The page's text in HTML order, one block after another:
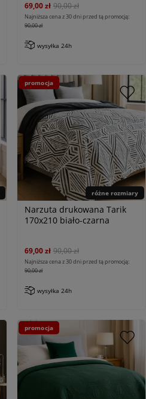
69,00 zł 90,00 zł
Najniższa cena z 30 dni przed tą promocją:
90,00 zł
wysyłka 24h
różne rozmiary
Narzuta drukowana Tarik
170x210 biało-czarna
69,00 zł 90,00 zł
Najniższa cena z 30 dni przed tą promocją:
90,00 zł
wysyłka 24h
promocja
promocja